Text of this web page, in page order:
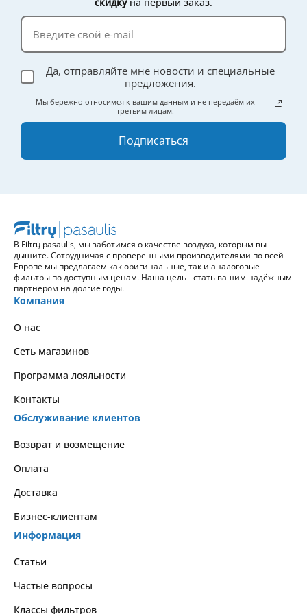
Да, отправляйте мне новости и специальные
предложения.
Мы бережно относимся к вашим данным и не передаём их
третьим лицам.
Подписаться
В Filtrų pasaulis, мы заботимся о качестве воздуха, которым вы
дышите. Сотрудничая с проверенными производителями по всей
Европе мы предлагаем как оригинальные, так и аналоговые
фильтры по доступным ценам. Наша цель - стать вашим надёжным
партнером на долгие годы.
Компания
О нас
Сеть магазинов
Программа лояльности
Контакты
Обслуживание клиентов
Возврат и возмещение
Оплата
Доставка
Бизнес-клиентам
Информация
Статьи
Частые вопросы
Классы фильтров